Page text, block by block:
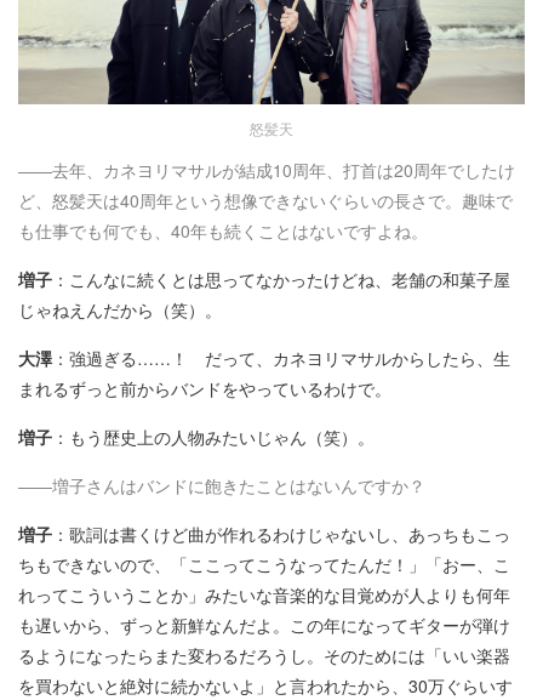
怒髪天
――去年、カネヨリマサルが結成10周年、打首は20周年でしたけ
ど、怒髪天は40周年という想像できないぐらいの長さで。趣味で
も仕事でも何でも、40年も続くことはないですよね。
増子 ：こんなに続くとは思ってなかったけどね、老舗の和菓子屋
じゃねえんだから（笑）。
大澤：強過ぎる……！ だって、カネヨリマサルからしたら、生
まれるずっと前からバンドをやっているわけで。
増子 ：もう歴史上の人物みたいじゃん（笑）。
――増子さんはバンドに飽きたことはないんですか？
増子 ：歌詞は書くけど曲が作れるわけじゃないし、あっちもこっ
ちもできないので、「ここってこうなってたんだ！」「おー、こ
れってこういうことか」みたいな音楽的な目覚めが人よりも何年
も遅いから、ずっと新鮮なんだよ。この年になってギターが弾け
るようになったらまた変わるだろうし。そのためには「いい楽器
を買わないと絶対に続かないよ」と言われたから、30万ぐらいす